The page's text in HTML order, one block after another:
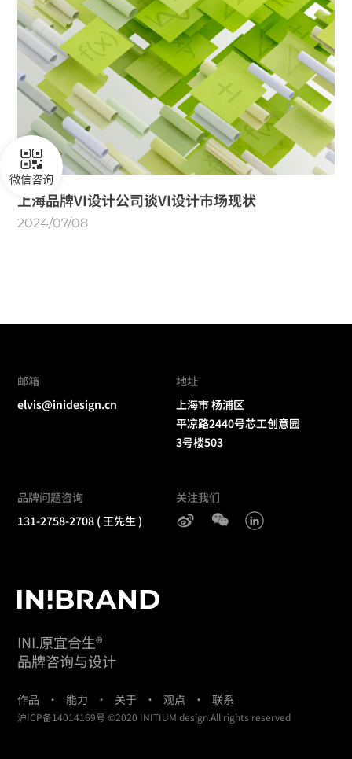
上海品牌VI设计公司谈VI设计市场现状
2024/07/08
微信咨询
INI.原宜合生®
品牌咨询与设计
作品 · 能力 · 关于 · 观点 · 联系
沪ICP备14014169号 ©2020 INITIUM design.All rights reserved
邮箱
elvis@inidesign.cn
地址
上海市 杨浦区
平凉路2440号芯工创意园
3号楼503
品牌问题咨询
131-2758-2708 ( 王先生 )
关注我们